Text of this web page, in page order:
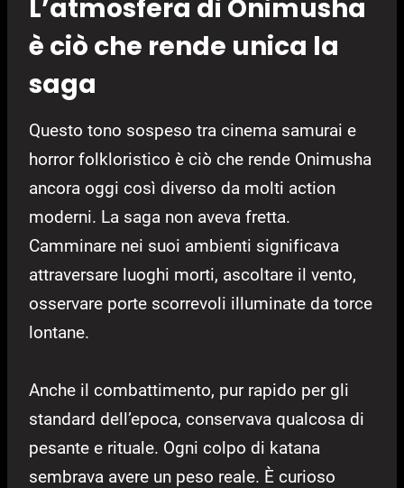
L’atmosfera di Onimusha
è ciò che rende unica la
saga
Questo tono sospeso tra cinema samurai e
horror folkloristico è ciò che rende Onimusha
ancora oggi così diverso da molti action
moderni. La saga non aveva fretta.
Camminare nei suoi ambienti significava
attraversare luoghi morti, ascoltare il vento,
osservare porte scorrevoli illuminate da torce
lontane.
Anche il combattimento, pur rapido per gli
standard dell’epoca, conservava qualcosa di
pesante e rituale. Ogni colpo di katana
sembrava avere un peso reale. È curioso